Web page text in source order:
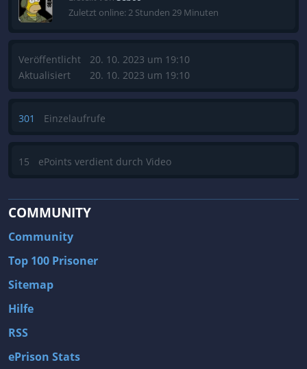
Zuletzt online: 2 Stunden 29 Minuten
Veröffentlicht
Aktualisiert
20. 10. 2023 um 19:10
20. 10. 2023 um 19:10
301 Einzelaufrufe
15 ePoints verdient durch Video
COMMUNITY
Community
Top 100 Prisoner
Sitemap
Hilfe
RSS
ePrison Stats